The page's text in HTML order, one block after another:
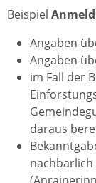
Beispiel
Angaben
Angaben
im Fall der
daraus